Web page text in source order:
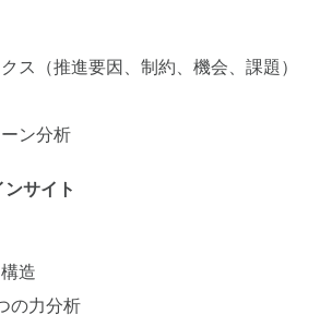
ス（推進要因、制約、機会、課題）
ン分析
サイト
造
の力分析